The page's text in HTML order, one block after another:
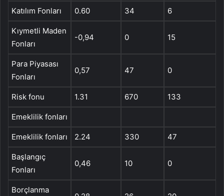
Katılım Fonları 0.60 34 6
Kıymetli Maden
Fonları
-0,94 0 15
Para Piyasası
Fonları
0,57 47 0
Risk fonu 1.31 670 133
Emeklilik fonları
Emeklilik fonları 2.24 330 47
Başlangıç ​​
Fonları
0,46 10 0
Borçlanma